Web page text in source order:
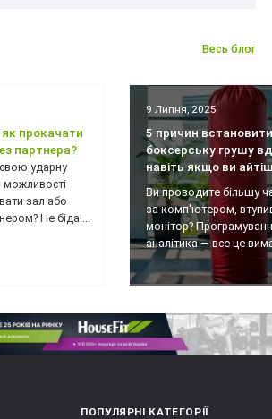
Весь блог
прокачати
партнера?
ударну
можливості
зал або
Не біда!...
9 Липня, 2025
5 причин встановити
боксерську грушу
навіть якщо ви
Ви проводите більшу
за комп'ютером,
монітор?
аналітика — все це
ПОПУЛЯРНІ КАТЕГОРІЇ